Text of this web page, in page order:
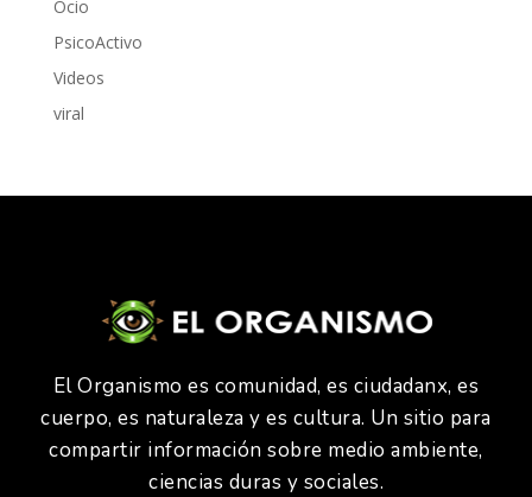
Ocio
PsicoActivo
Videos
viral
El Organismo es comunidad, es ciudadanx, es
cuerpo, es naturaleza y es cultura. Un sitio para
compartir información sobre medio ambiente,
ciencias duras y sociales.